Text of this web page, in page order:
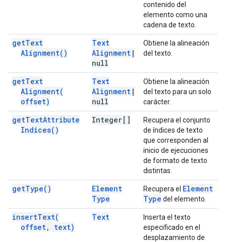
contenido del
elemento como una
cadena de texto.
getText
Alignment( )
Text
Alignment |
null
Obtiene la alineación
del texto.
getText
Alignment(
offset)
Text
Alignment |
null
Obtiene la alineación
del texto para un solo
carácter.
getTextAttribute
Indices( )
Integer[]
Recupera el conjunto
de índices de texto
que corresponden al
inicio de ejecuciones
de formato de texto
distintas.
getType( )
Element
Type
Recupera el Element
Type del elemento.
insertText(
offset, text)
Text
Inserta el texto
especificado en el
desplazamiento de